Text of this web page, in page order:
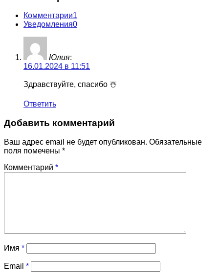
Комментарии1
Уведомления0
Юлия:
16.01.2024 в 11:51
Здравствуйте, спасибо ☃️
Ответить
Добавить комментарий
Ваш адрес email не будет опубликован. Обязательные
поля помечены *
Комментарий *
Имя *
Email *